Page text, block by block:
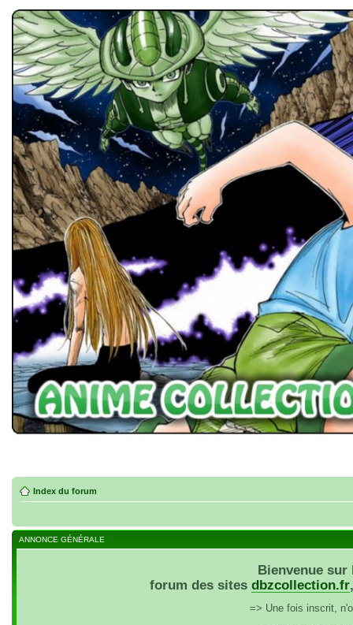
Index du forum
ANNONCE GÉNÉRALE
Bienvenue
forum des sites dbzcollection.fr
=> Une fois inscrit,